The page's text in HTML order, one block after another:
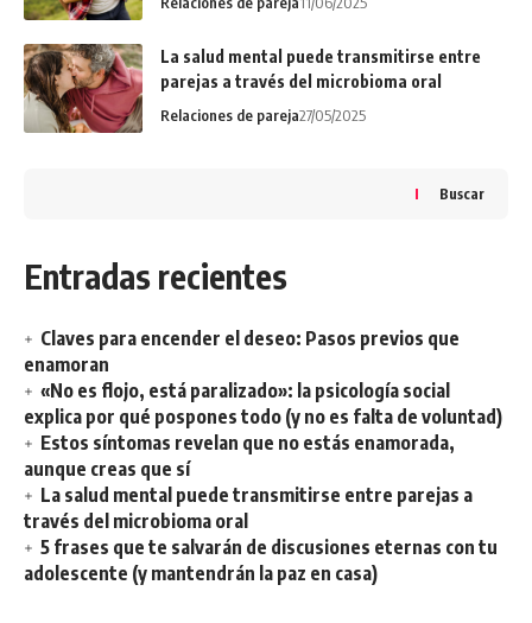
La salud mental puede transmitirse entre
parejas a través del microbioma oral
Relaciones de pareja27/05/2025
Buscar
Entradas recientes
Claves para encender el deseo: Pasos previos que
enamoran
«No es flojo, está paralizado»: la psicología social
explica por qué pospones todo (y no es falta de voluntad)
Estos síntomas revelan que no estás enamorada,
aunque creas que sí
La salud mental puede transmitirse entre parejas a
través del microbioma oral
5 frases que te salvarán de discusiones eternas con tu
adolescente (y mantendrán la paz en casa)